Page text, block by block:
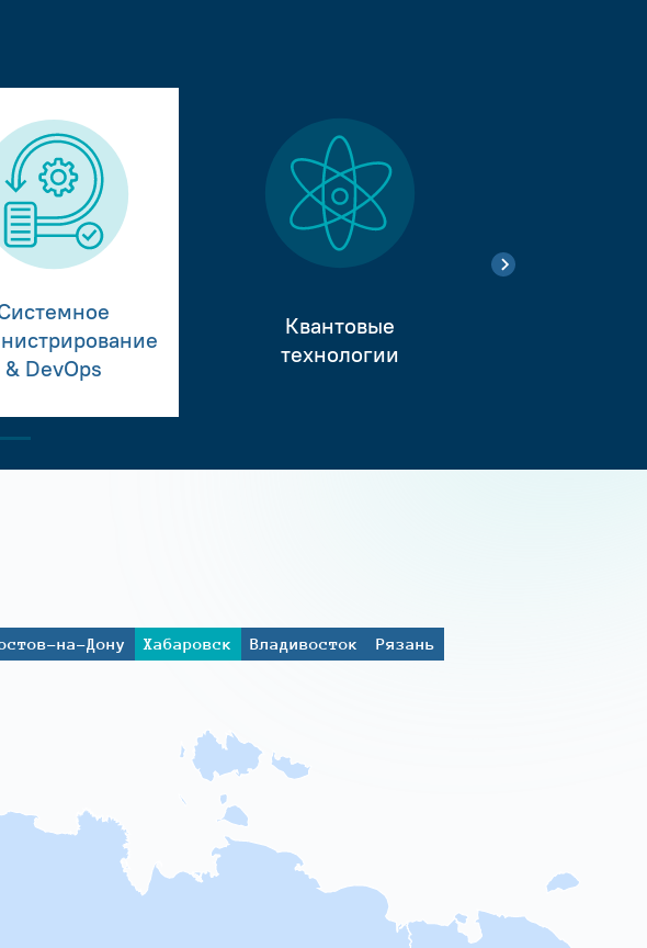
& DevOps
Квантовые
технологии
на-Дону Хабаровск Владивосток
Рязань